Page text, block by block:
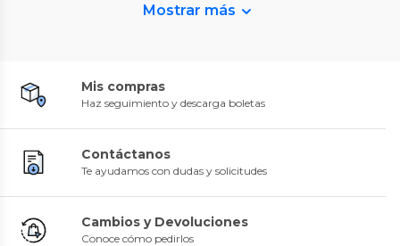
Mostrar más
Mis compras
Haz seguimiento y descarga boletas
Contáctanos
Te ayudamos con dudas y solicitudes
Cambios y Devoluciones
Conoce cómo pedirlos